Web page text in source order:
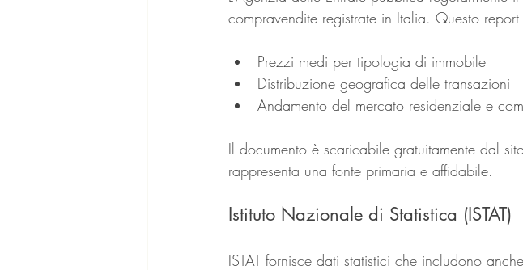
compravendite registrate in Italia. Questo
Prezzi medi per tipologia di immobile
Distribuzione geografica delle transazioni
Andamento del mercato residenziale e
Il documento è scaricabile gratuitamente dal
rappresenta una fonte primaria e affidabile.
Istituto Nazionale di Statistica (ISTAT)
ISTAT fornisce dati statistici che includono